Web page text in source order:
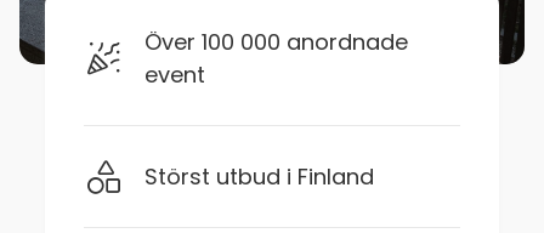
Över 100 000 anordnade
event
Störst utbud i Finland